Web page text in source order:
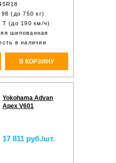
98 (до 750 кг)
T (до 190 км/ч)
шипованная
в наличии
В КОРЗИНУ
Yokohama Advan
Apex V601
17 811 руб./шт.